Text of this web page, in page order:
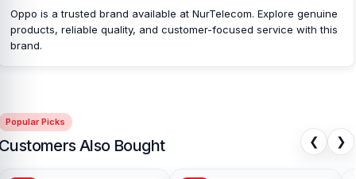
Oppo is a trusted brand available at NurTelecom. Explore genuine
products, reliable quality, and customer-focused service with this
brand.
Popular Picks
Also Bought ❮ ❯